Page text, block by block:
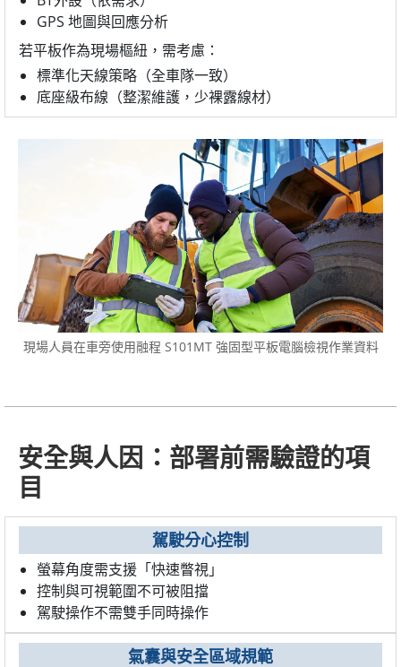
GPS 地圖與回應分析
若平板作為現場樞紐，需考慮：
標準化天線策略（全車隊一致）
底座級布線（整潔維護，少裸露線材）
現場人員在車旁使用融程 S101MT 強固型平板電腦檢視作業資料
安全與人因：部署前需驗證的項
目
駕駛分心控制
螢幕角度需支援「快速瞥視」
控制與可視範圍不可被阻擋
駕駛操作不需雙手同時操作
氣囊與安全區域規範